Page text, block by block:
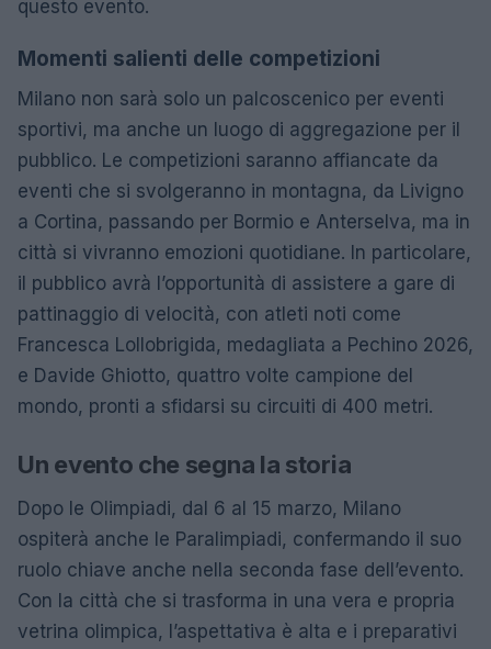
questo evento.
Momenti salienti delle competizioni
Milano non sarà solo un palcoscenico per eventi
sportivi, ma anche un luogo di aggregazione per il
pubblico. Le competizioni saranno affiancate da
eventi che si svolgeranno in montagna, da Livigno
a Cortina, passando per Bormio e Anterselva, ma in
città si vivranno emozioni quotidiane. In particolare,
il pubblico avrà l’opportunità di assistere a gare di
pattinaggio di velocità, con atleti noti come
Francesca Lollobrigida, medagliata a Pechino 2026,
e Davide Ghiotto, quattro volte campione del
mondo, pronti a sfidarsi su circuiti di 400 metri.
Un evento che segna la storia
Dopo le Olimpiadi, dal 6 al 15 marzo, Milano
ospiterà anche le Paralimpiadi, confermando il suo
ruolo chiave anche nella seconda fase dell’evento.
Con la città che si trasforma in una vera e propria
vetrina olimpica, l’aspettativa è alta e i preparativi